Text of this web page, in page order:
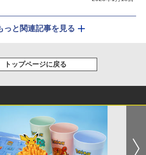
っと関連記事を見る
トップページに戻る